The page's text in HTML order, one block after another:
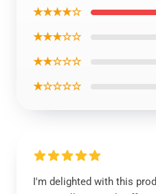
★★★★☆
★★★☆☆
★★☆☆☆
★☆☆☆☆
I'm delighted with this